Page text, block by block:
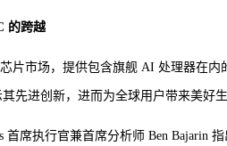
的跨越
片市场，提供包含旗舰 AI 处理器在
先进创新，进而为全球用户带来美好生
首席执行官兼首席分析师 Ben Bajarin